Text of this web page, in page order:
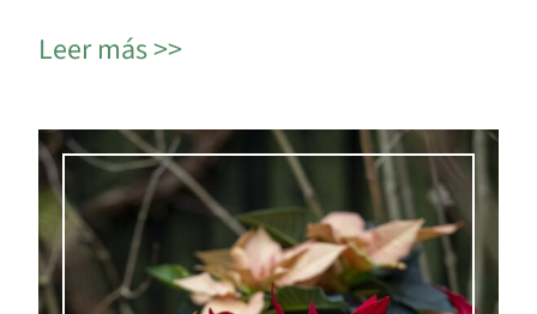
Leer más